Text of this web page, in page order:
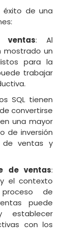
éxito de una
ventas: Al
mostrado un
para la
trabajar
SQL tienen
convertirse
una mayor
de inversión
ventas y
de ventas:
el contexto
de
puede
establecer
con los